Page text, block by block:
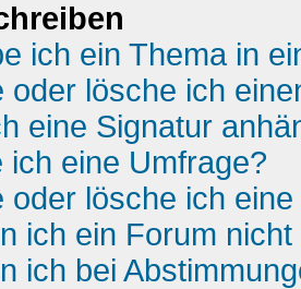
ich ein Thema in
oder lösche ich
eine Signatur
ich eine Umfrage?
oder lösche ich
ich ein Forum
ich bei